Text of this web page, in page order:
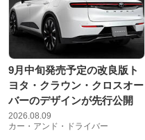
9月中旬発売予定の改良版ト
ヨタ・クラウン・クロスオー
バーのデザインが先行公開
2026.08.09
カー・アンド・ドライバー